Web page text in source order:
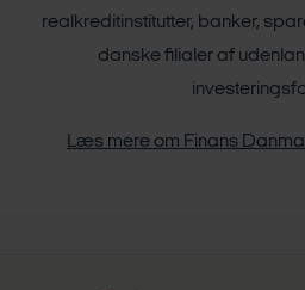
realkreditinstitutter, banker,
danske filialer af
Læs mere om Finans